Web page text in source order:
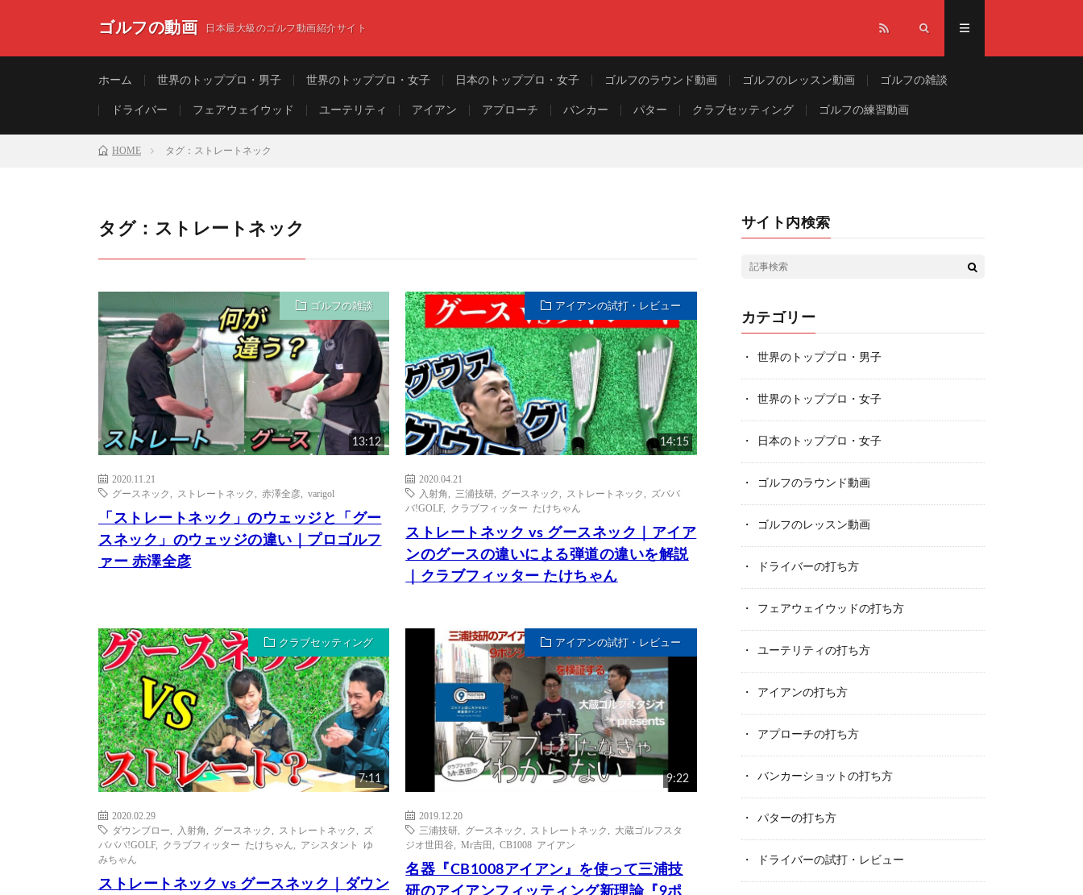
ゴルフの動画 日本最大級のゴルフ動画紹介サイト
ホーム 世界のトッププロ・男子 世界のトッププロ・女子 日本のトッププロ・女子 ゴルフのラウンド動画 ゴルフのレッスン動画 ゴルフの雑談
ドライバー フェアウェイウッド ユーテリティ アイアン アプローチ バンカー パター クラブセッティング ゴルフの練習動画
HOME タグ：ストレートネック
タグ：ストレートネック
ゴルフの雑談
13:12
2020.11.21
グースネック
ストレートネック 赤澤全彦 varigol
「ストレートネック」のウェッジと「グー
スネック」のウェッジの違い｜プロゴルフ
ァー 赤澤全彦
アイアンの試打・レビュー
14:15
2020.04.21
入射角
三浦技研 グースネック ストレートネック
ズババ
バ!GOLF, クラブフィッター たけちゃん
ストレートネック vs グースネック｜アイア
ンのグースの違いによる弾道の違いを解説
｜クラブフィッター たけちゃん
クラブセッティング
7:11
2020.02.29
ダウンブロー
入射角 グースネック ストレートネック
ズ
バババ!GOLF, クラブフィッター たけちゃん
アシスタント ゆ
みちゃん
ストレートネック vs グースネック｜ダウン
アイアンの試打・レビュー
9:22
2019.12.20
三浦技研
グースネック ストレートネック
大蔵ゴルフスタ
ジオ世田谷
,Mr吉田 ,CB1008 アイアン
名器『CB1008アイアン』を使って三浦技
サイト内検索
カテゴリー
世界のトッププロ・男子
世界のトッププロ・女子
日本のトッププロ・女子
ゴルフのラウンド動画
ゴルフのレッスン動画
ドライバーの打ち方
フェアウェイウッドの打ち方
ユーテリティの打ち方
アイアンの打ち方
アプローチの打ち方
バンカーショットの打ち方
パターの打ち方
ドライバーの試打・レビュー